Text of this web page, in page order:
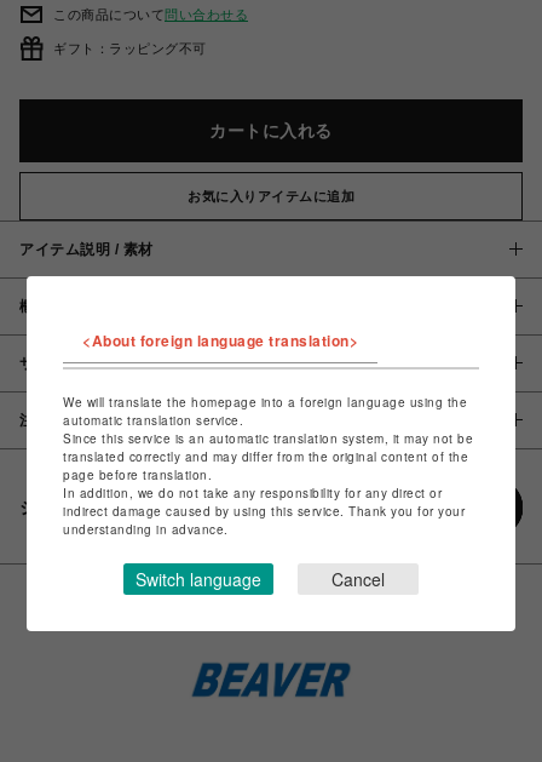
この商品について問い合わせる
ギフト：ラッピング不可
カートに入れる
お気に入りアイテムに追加
アイテム説明 / 素材
概要
サイズ
注意事項
シェアする
<About foreign language translation>
We will translate the homepage into a foreign language using the
automatic translation service.
Since this service is an automatic translation system, it may not be
translated correctly and may differ from the original content of the
page before translation.
In addition, we do not take any responsibility for any direct or
indirect damage caused by using this service. Thank you for your
understanding in advance.
Switch language Cancel